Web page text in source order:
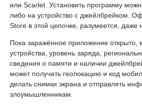
или Scarlet. Установить программу
либо на устройство с джейлбрейком.
Store в этой цепочке, разумеется, даже
Пока заражённое приложение открыто,
устройства, уровень заряда,
сведения о памяти и наличии
может получать геолокацию и код
делать снимки экрана и отправлять
злоумышленникам.